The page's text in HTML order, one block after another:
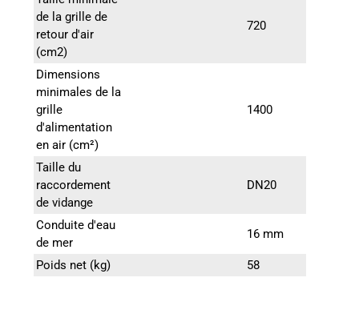
de la grille de
retour d'air
(cm2)
720
Dimensions
minimales de la
grille
d'alimentation
en air (cm²)
1400
Taille du
raccordement
de vidange
DN20
Conduite d'eau
de mer
16 mm
Poids net (kg) 58